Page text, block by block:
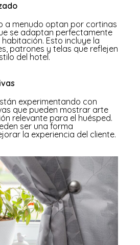
a menudo optan por cortinas
se adaptan perfectamente
Esto incluye la
patrones y telas que reflejen
del hotel.
experimentando con
que pueden mostrar arte
relevante para el huésped.
ser una forma
la experiencia del cliente.